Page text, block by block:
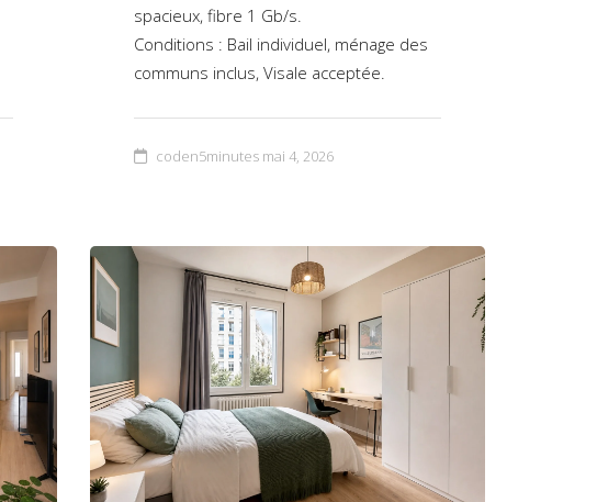
spacieux, fibre 1 Gb/s.
Conditions : Bail individuel, ménage des
communs inclus, Visale acceptée.
coden5minutes mai 4, 2026